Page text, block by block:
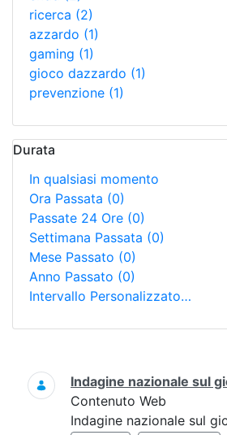
ricerca (2)
azzardo (1)
gaming (1)
gioco dazzardo (1)
prevenzione (1)
Durata
In qualsiasi momento
Ora Passata (0)
Passate 24 Ore (0)
Settimana Passata (0)
Mese Passato (0)
Anno Passato (0)
Intervallo Personalizzato…
Ricerca
Indagine nazionale sul
Contenuto Web
Indagine nazionale sul